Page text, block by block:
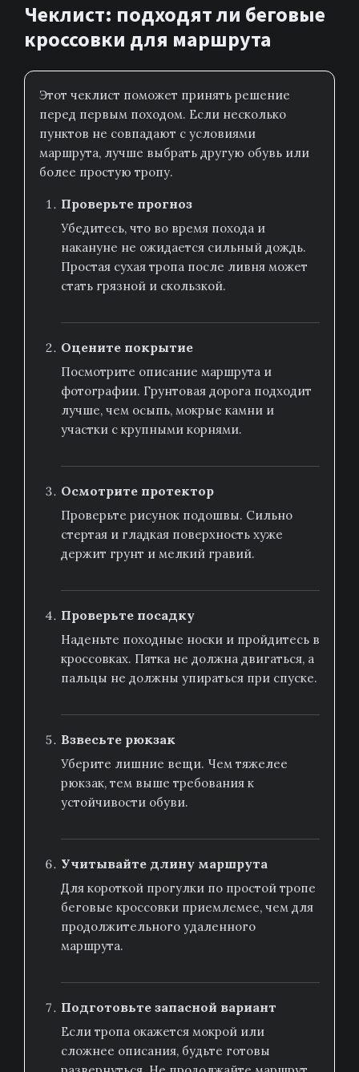
Чеклист: подходят ли беговые
кроссовки для маршрута
Этот чеклист поможет принять решение
перед первым походом. Если несколько
пунктов не совпадают с условиями
маршрута, лучше выбрать другую обувь или
более простую тропу.
Проверьте прогноз
Убедитесь, что во время похода и
накануне не ожидается сильный дождь.
Простая сухая тропа после ливня может
стать грязной и скользкой.
Оцените покрытие
Посмотрите описание маршрута и
фотографии. Грунтовая дорога подходит
лучше, чем осыпь, мокрые камни и
участки с крупными корнями.
Осмотрите протектор
Проверьте рисунок подошвы. Сильно
стертая и гладкая поверхность хуже
держит грунт и мелкий гравий.
Проверьте посадку
Наденьте походные носки и пройдитесь в
кроссовках. Пятка не должна двигаться, а
пальцы не должны упираться при спуске.
Взвесьте рюкзак
Уберите лишние вещи. Чем тяжелее
рюкзак, тем выше требования к
устойчивости обуви.
Учитывайте длину маршрута
Для короткой прогулки по простой тропе
беговые кроссовки приемлемее, чем для
продолжительного удаленного
маршрута.
Подготовьте запасной вариант
Если тропа окажется мокрой или
сложнее описания, будьте готовы